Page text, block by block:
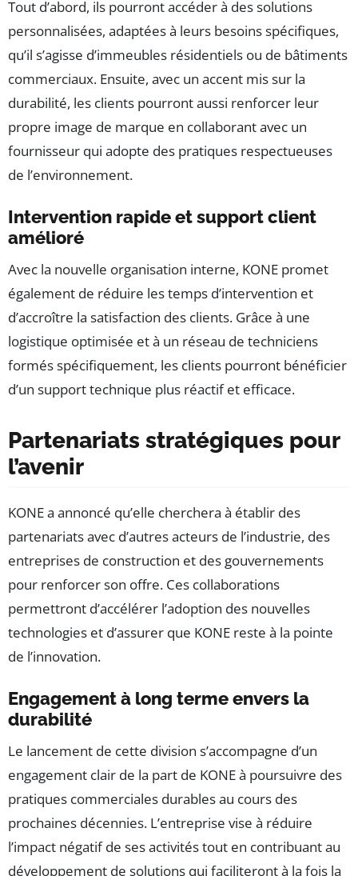
Tout d’abord, ils pourront accéder à des solutions
personnalisées, adaptées à leurs besoins spécifiques,
qu’il s’agisse d’immeubles résidentiels ou de bâtiments
commerciaux. Ensuite, avec un accent mis sur la
durabilité, les clients pourront aussi renforcer leur
propre image de marque en collaborant avec un
fournisseur qui adopte des pratiques respectueuses
de l’environnement.
Intervention rapide et support client
amélioré
Avec la nouvelle organisation interne, KONE promet
également de réduire les temps d’intervention et
d’accroître la satisfaction des clients. Grâce à une
logistique optimisée et à un réseau de techniciens
formés spécifiquement, les clients pourront bénéficier
d’un support technique plus réactif et efficace.
Partenariats stratégiques pour
l’avenir
KONE a annoncé qu’elle cherchera à établir des
partenariats avec d’autres acteurs de l’industrie, des
entreprises de construction et des gouvernements
pour renforcer son offre. Ces collaborations
permettront d’accélérer l’adoption des nouvelles
technologies et d’assurer que KONE reste à la pointe
de l’innovation.
Engagement à long terme envers la
durabilité
Le lancement de cette division s’accompagne d’un
engagement clair de la part de KONE à poursuivre des
pratiques commerciales durables au cours des
prochaines décennies. L’entreprise vise à réduire
l’impact négatif de ses activités tout en contribuant au
développement de solutions qui faciliteront à la fois la